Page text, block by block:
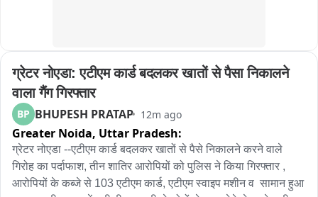
रही है, वहीं AAP इस मुद्दे पर अपना अलग पक्ष रख रही है। कालकाजी में हुए
इस प्रदर्शन के जरिए बीजेपी ने साफ कर दिया है कि आने वाले दिनों में यह
मुद्दा दिल्ली की राजनीति में बड़ा सियासी मुद्दा बन सकता है। कालकाजी में हुए
इस प्रदर्शन के जरिए बीजेपी ने महिलाओं को 2500 रुपये की सम्मान राशि
के मुद्दे पर आम आदमी पार्टी को घेरने की कोशिश की है। अब देखना होगा कि
AAP इस प्रदर्शन और बीजेपी के आरोपों पर क्या जवाब देती है।
ग्रेटर नोएडा: एटीएम कार्ड बदलकर खातों से पैसा निकालने
वाला गैंग गिरफ्तार
BP BHUPESH PRATAP 12m ago
Greater Noida, Uttar Pradesh:
ग्रेटर नोएडा --एटीएम कार्ड बदलकर खातों से पैसे निकालने करने वाले
गिरोह का पर्दाफाश, तीन शातिर आरोपियों को पुलिस ने किया गिरफ्तार ,
आरोपियों के कब्जे से 103 एटीएम कार्ड, एटीएम स्वाइप मशीन व  सामान हुआ